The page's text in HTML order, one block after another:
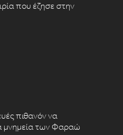
που έζησε στην
πιθανόν να
μνημεία των Φαραώ